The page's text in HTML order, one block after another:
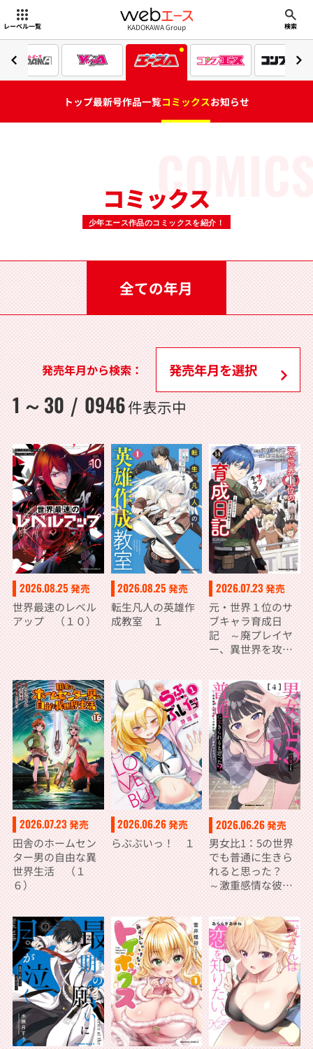
レーベル一覧 webエース
KADOKAWA Group 検索
トップ最新号作品一覧コミックスお知らせ
コミックス
少年エース作品のコミックスを紹介！
全ての年月
1 ～ 30 / 0946件表示中
発売年月から検索：
2026.08.25 発売
世界最速のレベル
アップ （１０）
2026.08.25 発売
転生凡人の英雄作
成教室 １
2026.07.23 発売
元・世界１位のサ
ブキャラ育成日
記 ～廃プレイヤ
ー、異世界を攻略
2026.07.23 発売
田舎のホームセン
ター男の自由な異
世界生活 （１
６）
2026.06.26発売
らぶぶいっ！ １
2026.06.26発売
男女比1：5の世界
でも普通に生きら
れると思った？
～激重感情な彼女
に翻弄されたら～
４